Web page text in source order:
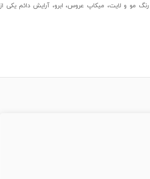
مو و لایت، میکاپ عروس، ابرو، آرایش دائم یکی از